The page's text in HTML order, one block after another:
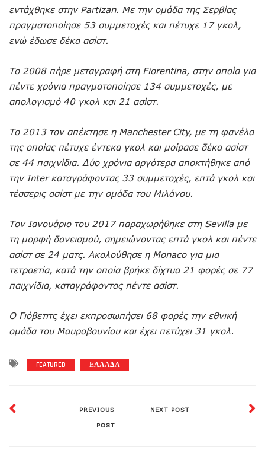
εντάχθηκε στην Partizan. Με την ομάδα της Σερβίας
πραγματοποίησε 53 συμμετοχές και πέτυχε 17 γκολ,
ενώ έδωσε δέκα ασίστ.
Το 2008 πήρε μεταγραφή στη Fiorentina, στην οποία για
πέντε χρόνια πραγματοποίησε 134 συμμετοχές, με
απολογισμό 40 γκολ και 21 ασίστ.
Το 2013 τον απέκτησε η Manchester City, με τη φανέλα
της οποίας πέτυχε έντεκα γκολ και μοίρασε δέκα ασίστ
σε 44 παιχνίδια. Δύο χρόνια αργότερα αποκτήθηκε από
την Inter καταγράφοντας 33 συμμετοχές, επτά γκολ και
τέσσερις ασίστ με την ομάδα του Μιλάνου.
Τον Ιανουάριο του 2017 παραχωρήθηκε στη Sevilla με
τη μορφή δανεισμού, σημειώνοντας επτά γκολ και πέντε
ασίστ σε 24 ματς. Ακολούθησε η Monaco για μια
τετραετία, κατά την οποία βρήκε δίχτυα 21 φορές σε 77
παιχνίδια, καταγράφοντας πέντε ασίστ.
Ο Γιόβετιτς έχει εκπροσωπήσει 68 φορές την εθνική
ομάδα του Μαυροβουνίου και έχει πετύχει 31 γκολ.
FEATURED ΕΛΛΑΔΑ
PREVIOUS
POST
NEXT POST